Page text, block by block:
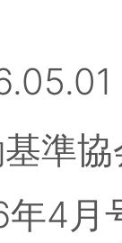
準
4月